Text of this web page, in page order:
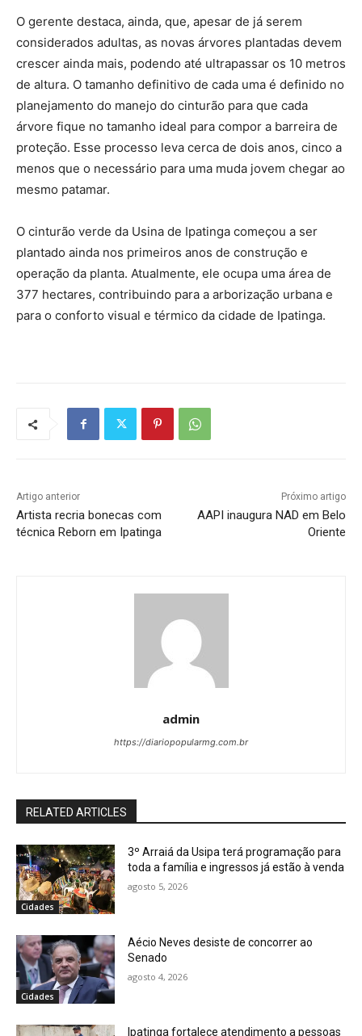
O gerente destaca, ainda, que, apesar de já serem
considerados adultas, as novas árvores plantadas devem
crescer ainda mais, podendo até ultrapassar os 10 metros
de altura. O tamanho definitivo de cada uma é definido no
planejamento do manejo do cinturão para que cada
árvore fique no tamanho ideal para compor a barreira de
proteção. Esse processo leva cerca de dois anos, cinco a
menos que o necessário para uma muda jovem chegar ao
mesmo patamar.
O cinturão verde da Usina de Ipatinga começou a ser
plantado ainda nos primeiros anos de construção e
operação da planta. Atualmente, ele ocupa uma área de
377 hectares, contribuindo para a arborização urbana e
para o conforto visual e térmico da cidade de Ipatinga.
Artigo anterior
Artista recria bonecas com
técnica Reborn em Ipatinga
Próximo artigo
AAPI inaugura NAD em Belo
Oriente
admin
https://diariopopularmg.com.br
RELATED ARTICLES
Cidades
3º Arraiá da Usipa terá programação para
toda a família e ingressos já estão à venda
agosto 5, 2026
Cidades
Aécio Neves desiste de concorrer ao
Senado
agosto 4, 2026
Ipatinga fortalece atendimento a pessoas